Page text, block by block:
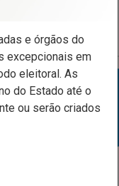
e órgãos do
excepcionais em
eleitoral. As
do Estado até o
ou serão criados
Gaúcho com
Saúde